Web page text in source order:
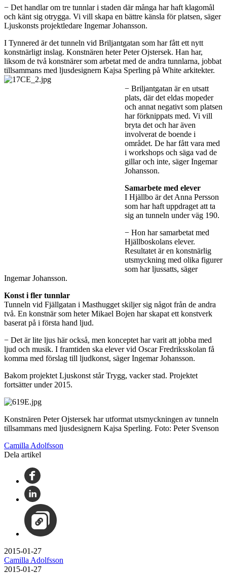
− Det handlar om tre tunnlar i staden där många har haft klagomål
och känt sig otrygga. Vi vill skapa en bättre känsla för platsen, säger
Ljuskonsts projektledare Ingemar Johansson.
I Tynnered är det tunneln vid Briljantgatan som har fått ett nytt
konstnärligt inslag. Konstnären heter Peter Ojstersek. Han har,
liksom de två konstnärer som arbetat med de andra tunnlarna, jobbat
tillsammans med ljusdesignern Kajsa Sperling på White arkitekter.
− Briljantgatan är en utsatt
plats, där det eldas mopeder
och annat negativt som platsen
har förknippats med. Vi vill
bryta det och har även
involverat de boende i
området. De har fått vara med
i workshops och säga vad de
gillar och inte, säger Ingemar
Johansson.
Samarbete med elever
I Hjällbo är det Anna Persson
som har haft uppdraget att ta
sig an tunneln under väg 190.
− Hon har samarbetat med
Hjällboskolans elever.
Resultatet är en konstnärlig
utsmyckning med olika figurer
som har ljussatts, säger
Ingemar Johansson.
Konst i fler tunnlar
Tunneln vid Fjällgatan i Masthugget skiljer sig något från de andra
två. En konstnär som heter Mikael Bojen har skapat ett konstverk
baserat på i första hand ljud.
− Det är lite ljus här också, men konceptet har varit att jobba med
ljud och musik. I framtiden ska elever vid Oscar Fredriksskolan få
komma med förslag till ljudkonst, säger Ingemar Johansson.
Bakom projektet Ljuskonst står Trygg, vacker stad. Projektet
fortsätter under 2015.
Konstnären Peter Ojstersek har utformat utsmyckningen av tunneln
tillsammans med ljusdesignern Kajsa Sperling. Foto: Peter Svenson
Camilla Adolfsson
Dela artikel
2015-01-27
Camilla Adolfsson
2015-01-27